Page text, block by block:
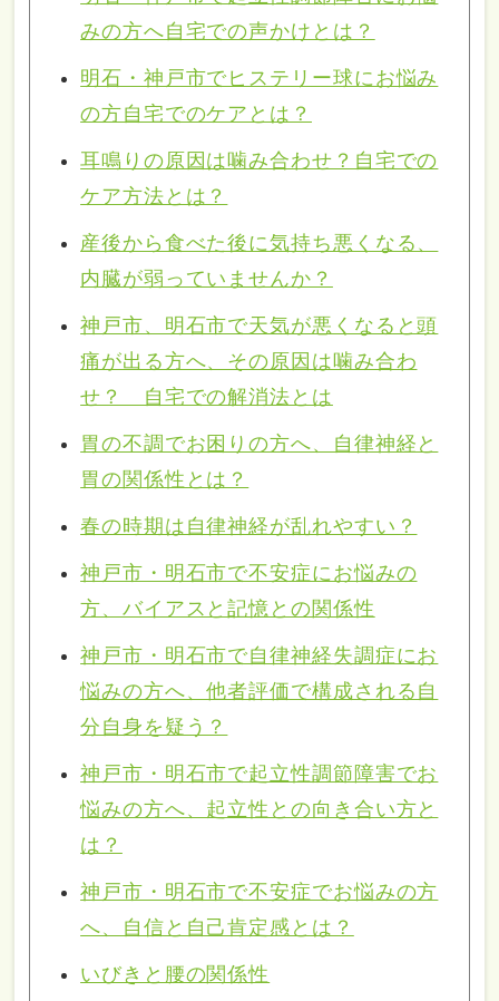
みの方へ自宅での声かけとは？
明石・神戸市でヒステリー球にお悩み
の方自宅でのケアとは？
耳鳴りの原因は噛み合わせ？自宅での
ケア方法とは？
産後から食べた後に気持ち悪くなる、
内臓が弱っていませんか？
神戸市、明石市で天気が悪くなると頭
痛が出る方へ、その原因は噛み合わ
せ？ 自宅での解消法とは
胃の不調でお困りの方へ、自律神経と
胃の関係性とは？
春の時期は自律神経が乱れやすい？
神戸市・明石市で不安症にお悩みの
方、バイアスと記憶との関係性
神戸市・明石市で自律神経失調症にお
悩みの方へ、他者評価で構成される自
分自身を疑う？
神戸市・明石市で起立性調節障害でお
悩みの方へ、起立性との向き合い方と
は？
神戸市・明石市で不安症でお悩みの方
へ、自信と自己肯定感とは？
いびきと腰の関係性